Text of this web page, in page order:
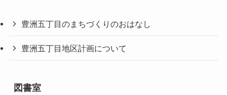
豊洲五丁目のまちづくりのおはなし
豊洲五丁目地区計画について
図書室